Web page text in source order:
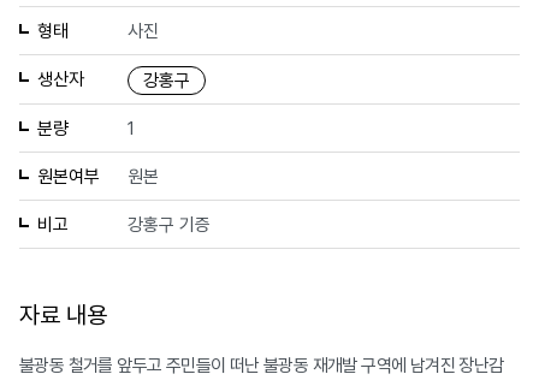
형태 사진
생산자 강홍구
분량 1
원본여부 원본
비고 강홍구 기증
자료 내용
불광동 철거를 앞두고 주민들이 떠난 불광동 재개발 구역에 남겨진 장난감